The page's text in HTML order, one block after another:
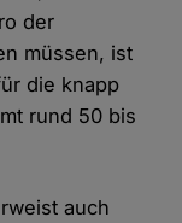
der
müssen, ist
die knapp
rund 50 bis
auch